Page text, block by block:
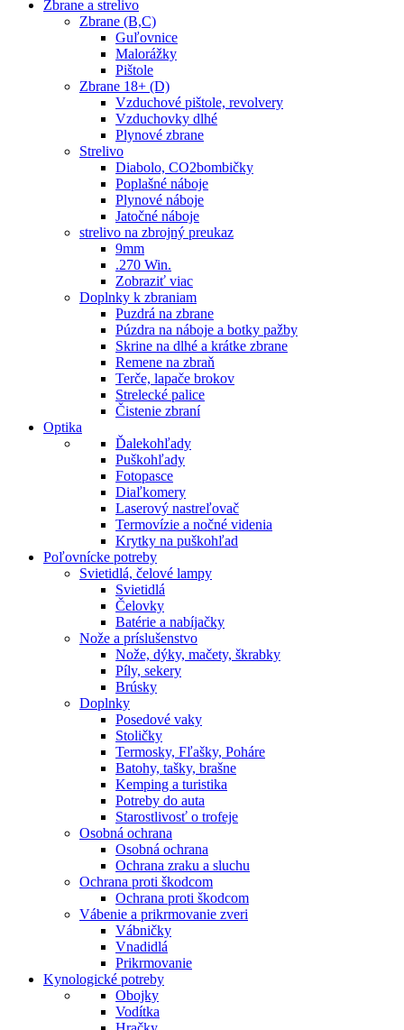
Zbrane a strelivo
Zbrane (B,C)
Guľovnice
Malorážky
Pištole
Zbrane 18+ (D)
Vzduchové pištole, revolvery
Vzduchovky dlhé
Plynové zbrane
Strelivo
Diabolo, CO2bombičky
Poplašné náboje
Plynové náboje
Jatočné náboje
strelivo na zbrojný preukaz
9mm
.270 Win.
Zobraziť viac
Doplnky k zbraniam
Puzdrá na zbrane
Púzdra na náboje a botky pažby
Skrine na dlhé a krátke zbrane
Remene na zbraň
Terče, lapače brokov
Strelecké palice
Čistenie zbraní
Optika
Ďalekohľady
Puškohľady
Fotopasce
Diaľkomery
Laserový nastreľovač
Termovízie a nočné videnia
Krytky na puškohľad
Poľovnícke potreby
Svietidlá, čelové lampy
Svietidlá
Čelovky
Batérie a nabíjačky
Nože a príslušenstvo
Nože, dýky, mačety, škrabky
Píly, sekery
Brúsky
Doplnky
Posedové vaky
Stoličky
Termosky, Fľašky, Poháre
Batohy, tašky, brašne
Kemping a turistika
Potreby do auta
Starostlivosť o trofeje
Osobná ochrana
Osobná ochrana
Ochrana zraku a sluchu
Ochrana proti škodcom
Ochrana proti škodcom
Vábenie a prikrmovanie zveri
Vábničky
Vnadidlá
Prikrmovanie
Kynologické potreby
Obojky
Vodítka